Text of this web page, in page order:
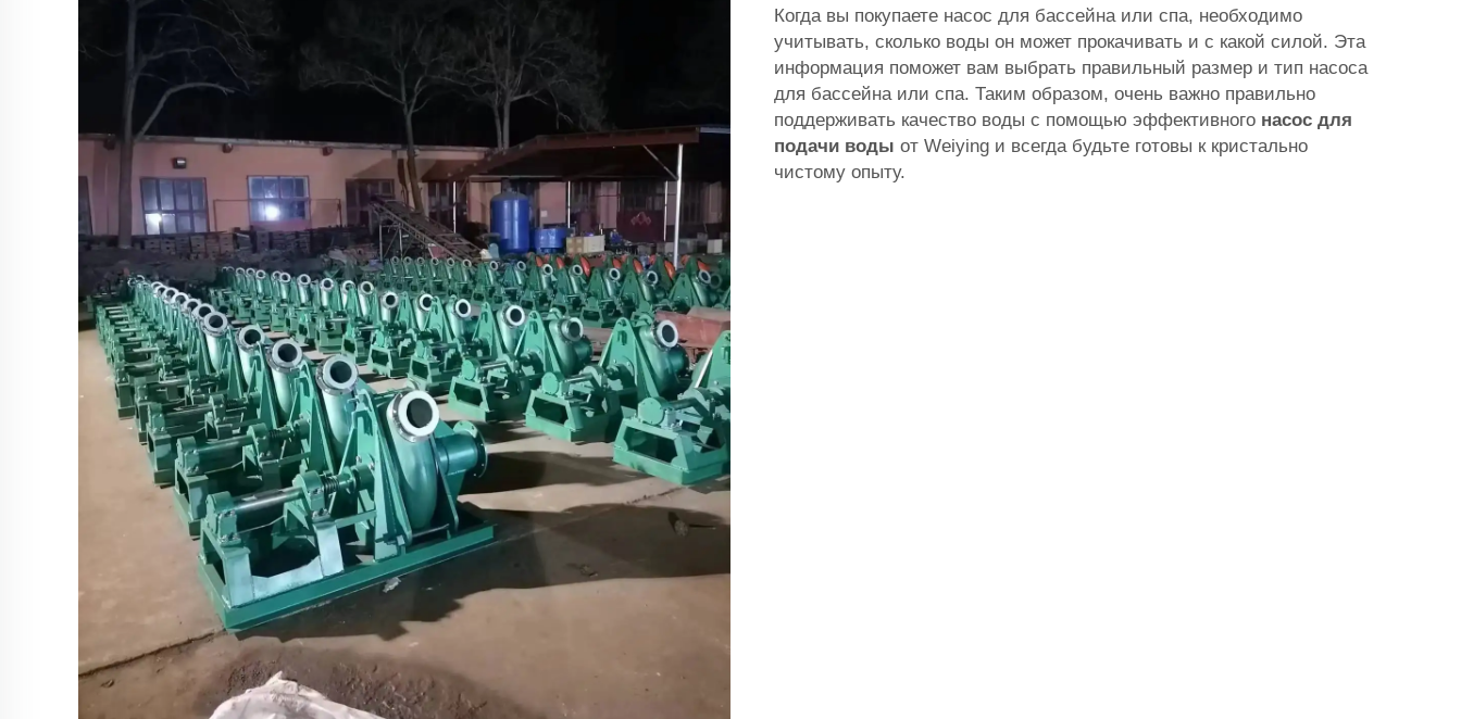
Когда вы покупаете насос для бассейна или спа, необходимо
учитывать, сколько воды он может прокачивать и с какой силой. Эта
информация поможет вам выбрать правильный размер и тип насоса
для бассейна или спа. Таким образом, очень важно правильно
поддерживать качество воды с помощью эффективного насос для
подачи воды от Weiying и всегда будьте готовы к кристально
чистому опыту.